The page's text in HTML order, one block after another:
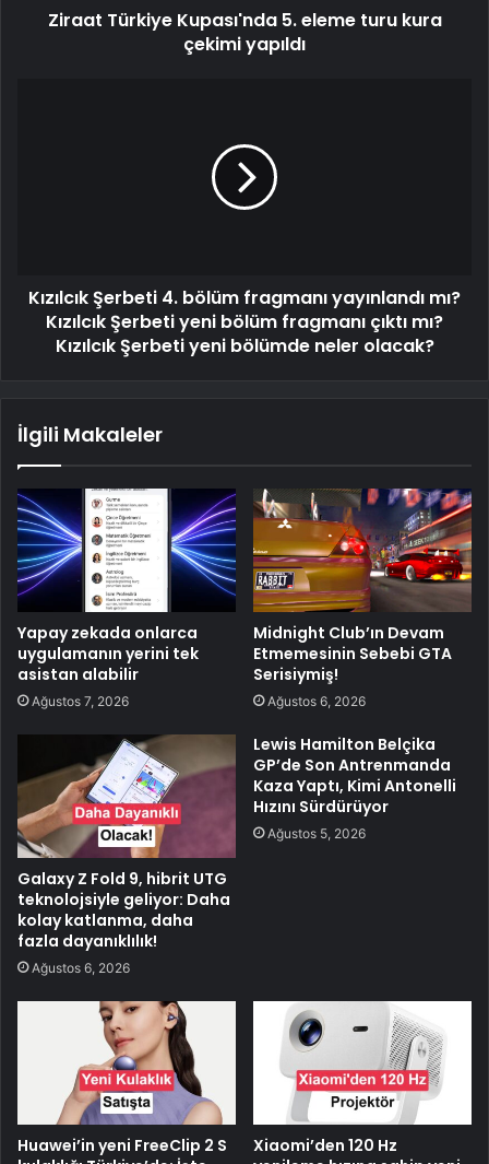
Ziraat Türkiye Kupası'nda 5. eleme turu kura
çekimi yapıldı
Kızılcık Şerbeti 4. bölüm fragmanı yayınlandı mı?
Kızılcık Şerbeti yeni bölüm fragmanı çıktı mı?
Kızılcık Şerbeti yeni bölümde neler olacak?
İlgili Makaleler
Yapay zekada onlarca
uygulamanın yerini tek
asistan alabilir
Ağustos 7, 2026
Midnight Club’ın Devam
Etmemesinin Sebebi GTA
Serisiymiş!
Ağustos 6, 2026
Galaxy Z Fold 9, hibrit UTG
teknolojsiyle geliyor: Daha
kolay katlanma, daha
fazla dayanıklılık!
Ağustos 6, 2026
Lewis Hamilton Belçika
GP’de Son Antrenmanda
Kaza Yaptı, Kimi Antonelli
Hızını Sürdürüyor
Ağustos 5, 2026
Huawei’in yeni FreeClip 2 S
Xiaomi’den 120 Hz